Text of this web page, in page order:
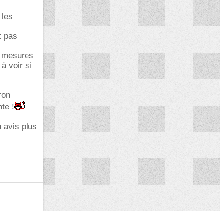
les
pas
à voir si
!
avis plus